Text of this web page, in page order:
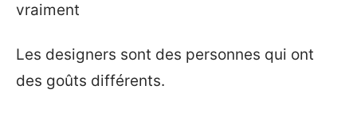
vraiment
Les designers sont des personnes qui ont
des goûts différents.